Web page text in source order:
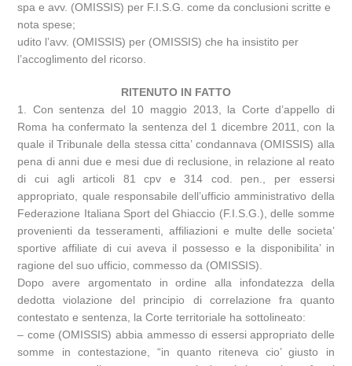
spa e avv. (OMISSIS) per F.I.S.G. come da conclusioni scritte e
nota spese;
udito l’avv. (OMISSIS) per (OMISSIS) che ha insistito per
l’accoglimento del ricorso.
RITENUTO IN FATTO
1. Con sentenza del 10 maggio 2013, la Corte d’appello di
Roma ha confermato la sentenza del 1 dicembre 2011, con la
quale il Tribunale della stessa citta’ condannava (OMISSIS) alla
pena di anni due e mesi due di reclusione, in relazione al reato
di cui agli articoli 81 cpv e 314 cod. pen., per essersi
appropriato, quale responsabile dell’ufficio amministrativo della
Federazione Italiana Sport del Ghiaccio (F.I.S.G.), delle somme
provenienti da tesseramenti, affiliazioni e multe delle societa’
sportive affiliate di cui aveva il possesso e la disponibilita’ in
ragione del suo ufficio, commesso da (OMISSIS).
Dopo avere argomentato in ordine alla infondatezza della
dedotta violazione del principio di correlazione fra quanto
contestato e sentenza, la Corte territoriale ha sottolineato:
– come (OMISSIS) abbia ammesso di essersi appropriato delle
somme in contestazione, “in quanto riteneva cio’ giusto in